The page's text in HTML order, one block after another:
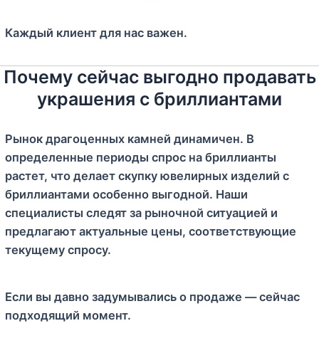
Каждый клиент для нас важен.
Почему сейчас выгодно продавать
украшения с бриллиантами
Рынок драгоценных камней динамичен. В
определенные периоды спрос на бриллианты
растет, что делает скупку ювелирных изделий с
бриллиантами особенно выгодной. Наши
специалисты следят за рыночной ситуацией и
предлагают актуальные цены, соответствующие
текущему спросу.
Если вы давно задумывались о продаже — сейчас
подходящий момент.